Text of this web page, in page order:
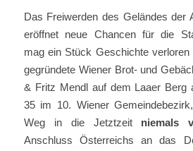
Das Freiwerden des Geländes der
eröffnet neue Chancen für die
mag ein Stück Geschichte verloren
gegründete Wiener Brot- und
& Fritz Mendl auf dem Laaer Berg
35 im 10. Wiener
Weg in die Jetztzeit niemals
Anschluss Österreichs an das